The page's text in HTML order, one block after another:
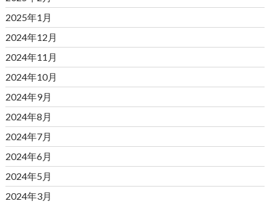
2025年1月
2024年12月
2024年11月
2024年10月
2024年9月
2024年8月
2024年7月
2024年6月
2024年5月
2024年3月